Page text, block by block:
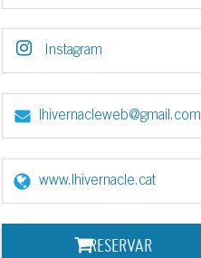
Instagram
lhivernacleweb@gmail.com
www.lhivernacle.cat
RESERVAR